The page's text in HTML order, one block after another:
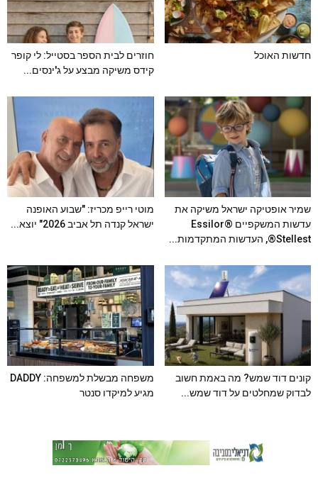
חדשות האוכל
חוזרים לבית הספר בסטייל: לי קופר
קידס משיקה מבצע על ג'ינסים...
שמיר אופטיקה ישראל משיקה את
עדשות המשקפיים Essilor®
Stellest®, העדשות המתקדמות...
מוטי רייפ מכריז: "שבוע האופנה
ישראל קנדה תל אביב 2026" יוצא...
קונים דוד שמש? מה באמת חשוב
לבדוק שמחלטים על דוד שמש...
משפחה מבשלת למשפחה: DADDY
מגיע למיקדו סנטר